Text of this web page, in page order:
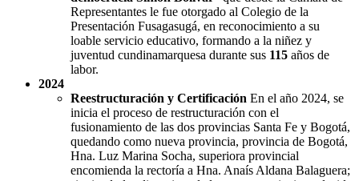
Representantes le fue otorgado al Colegio de la
Presentación Fusagasugá, en reconocimiento a su
loable servicio educativo, formando a la niñez y
juventud cundinamarquesa durante sus 115 años de
labor.
2024
Reestructuración y Certificación En el año 2024, se
inicia el proceso de restructuración con el
fusionamiento de las dos provincias Santa Fe y Bogotá,
quedando como nueva provincia, provincia de Bogotá,
Hna. Luz Marina Socha, superiora provincial
encomienda la rectoría a Hna. Anaís Aldana Balaguera;